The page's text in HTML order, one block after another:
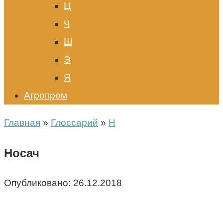
Ц
Ч
Ш
Э
Я
Агропром
Главная » Глоссарий » Н
Носач
Опубликовано: 26.12.2018